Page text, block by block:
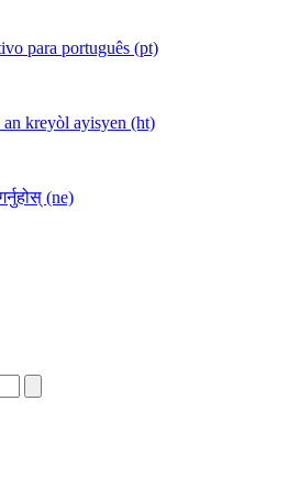
para português (pt)
kreyòl ayisyen (ht)
(ne)